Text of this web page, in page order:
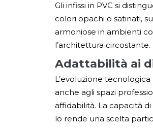
Gli infissi in PVC si
colori opachi o satinati,
armoniose in ambienti
l’architettura circostante.
Adattabilità ai
L’evoluzione
anche agli spazi
affidabilità. La capacità
lo rende una scelta